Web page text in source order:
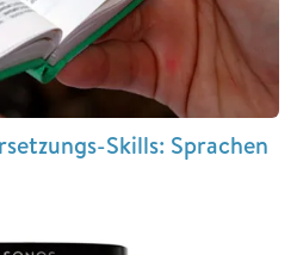
Skills: Sprachen